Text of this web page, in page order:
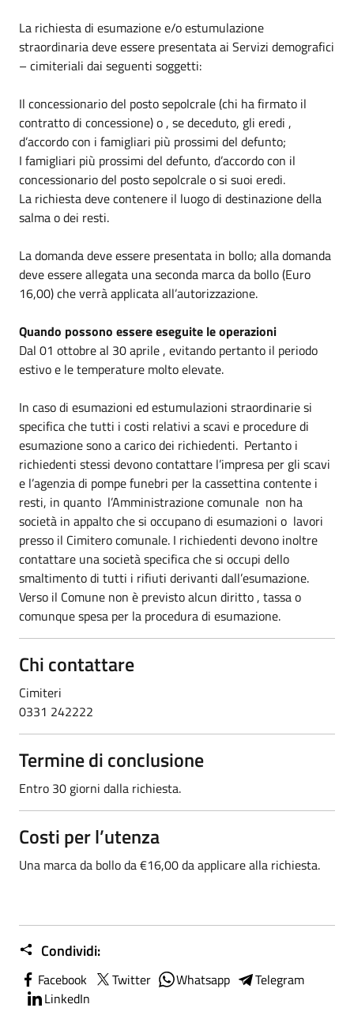
La richiesta di esumazione e/o estumulazione
straordinaria deve essere presentata ai Servizi demografici
– cimiteriali dai seguenti soggetti:
Il concessionario del posto sepolcrale (chi ha firmato il
contratto di concessione) o , se deceduto, gli eredi ,
d’accordo con i famigliari più prossimi del defunto;
I famigliari più prossimi del defunto, d’accordo con il
concessionario del posto sepolcrale o si suoi eredi.
La richiesta deve contenere il luogo di destinazione della
salma o dei resti.
La domanda deve essere presentata in bollo; alla domanda
deve essere allegata una seconda marca da bollo (Euro
16,00) che verrà applicata all’autorizzazione.
Quando possono essere eseguite le operazioni
Dal 01 ottobre al 30 aprile , evitando pertanto il periodo
estivo e le temperature molto elevate.
In caso di esumazioni ed estumulazioni straordinarie si
specifica che tutti i costi relativi a scavi e procedure di
esumazione sono a carico dei richiedenti. Pertanto i
richiedenti stessi devono contattare l’impresa per gli scavi
e l’agenzia di pompe funebri per la cassettina contente i
resti, in quanto l’Amministrazione comunale non ha
società in appalto che si occupano di esumazioni o lavori
presso il Cimitero comunale. I richiedenti devono inoltre
contattare una società specifica che si occupi dello
smaltimento di tutti i rifiuti derivanti dall’esumazione.
Verso il Comune non è previsto alcun diritto , tassa o
comunque spesa per la procedura di esumazione.
Chi contattare
Cimiteri
0331 242222
Termine di conclusione
Entro 30 giorni dalla richiesta.
Costi per l’utenza
Una marca da bollo da €16,00 da applicare alla richiesta.
Condividi:
Facebook Twitter Whatsapp
Telegram
LinkedIn